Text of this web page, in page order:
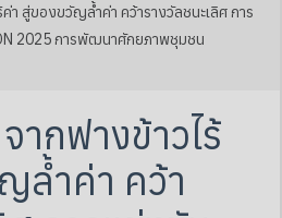
า สู่ของขวัญล้ำค่า คว้ารางวัลชนะเลิศ การ
2025 การพัฒนาศักยภาพชุมชน
ากฟางข้าวไร้
ล้ำค่า คว้า